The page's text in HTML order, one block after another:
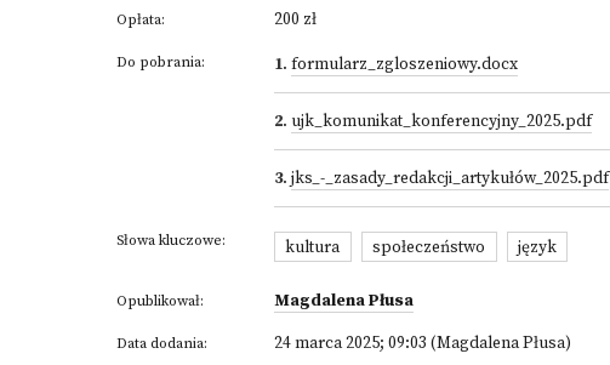
Opłata: 200 zł
Do pobrania: 1. formularz_zgloszeniowy.docx
2. ujk_komunikat_konferencyjny_2025.pdf
3. jks_-_zasady_redakcji_artykułów_2025.pdf
Słowa kluczowe: kultura społeczeństwo język
Opublikował: Magdalena Płusa
Data dodania: 24 marca 2025; 09:03 (Magdalena Płusa)